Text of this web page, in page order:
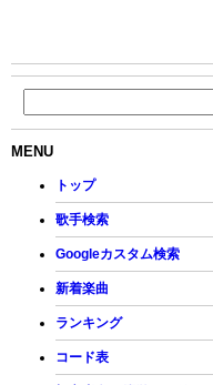
MENU
トップ
歌手検索
Googleカスタム検索
新着楽曲
ランキング
コード表